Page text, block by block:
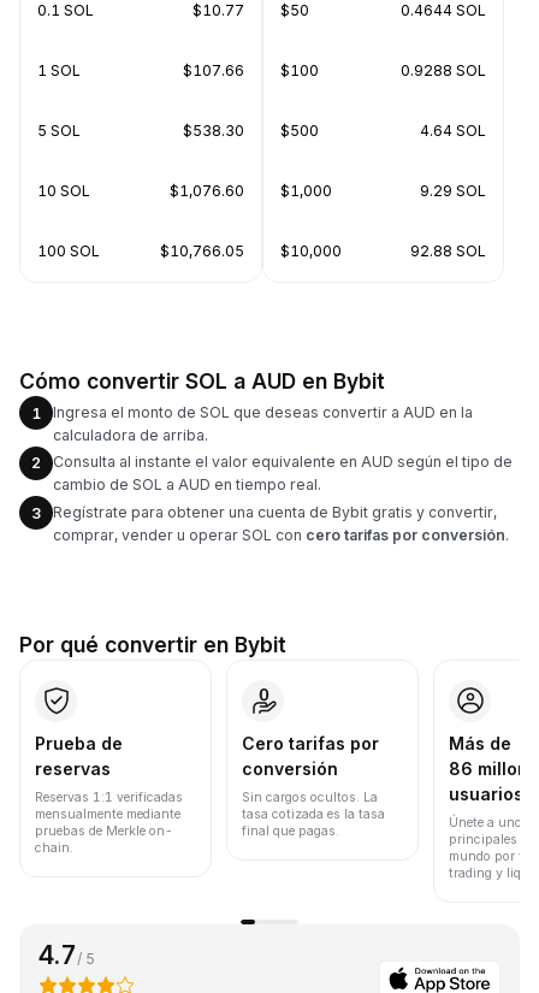
0.1 SOL $10.77
1 SOL $107.66
5 SOL $538.30
10 SOL $1,076.60
100 SOL $10,766.05
$50 0.4644 SOL
$100 0.9288 SOL
$500 4.64 SOL
$1,000 9.29 SOL
$10,000 92.88 SOL
Cómo convertir SOL a AUD en Bybit
1
Ingresa el monto de SOL que deseas convertir a AUD en la
calculadora de arriba.
2
Consulta al instante el valor equivalente en AUD según el tipo de
cambio de SOL a AUD en tiempo real.
3
Regístrate para obtener una cuenta de Bybit gratis y convertir,
comprar, vender u operar SOL con cero tarifas por conversión.
Por qué convertir en Bybit
Prueba de
reservas
Reservas 1:1 verificadas
mensualmente mediante
pruebas de Merkle on-
chain.
Cero tarifas por
conversión
Sin cargos ocultos. La
tasa cotizada es la tasa
final que pagas.
Más de
86
usuarios
Únete a uno
principales
mundo por
trading y
4.7 / 5